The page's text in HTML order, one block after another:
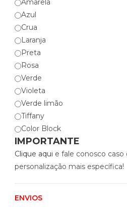
Azul
Crua
Laranja
Preta
Rosa
Verde
Violeta
Verde limão
Tiffany
Color Block
IMPORTANTE
Clique aqui e fale conosco caso
personalização mais específica!
ENVIOS